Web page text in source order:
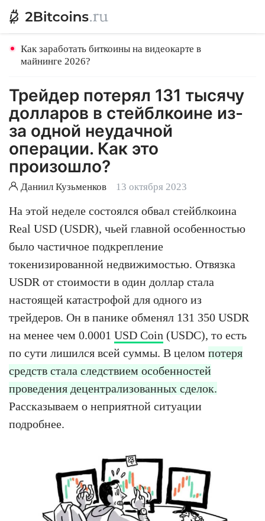
Как заработать биткоины на видеокарте в
майнинге 2026?
Трейдер потерял 131 тысячу
долларов в стейблкоине из-
за одной неудачной
операции. Как это
произошло?
Даниил Кузьменков 13 октября 2023
На этой неделе состоялся обвал стейблкоина
Real USD (USDR), чьей главной особенностью
было частичное подкрепление
токенизированной недвижимостью. Отвязка
USDR от стоимости в один доллар стала
настоящей катастрофой для одного из
трейдеров. Он в панике обменял 131 350 USDR
на менее чем 0.0001 USD Coin (USDC), то есть
по сути лишился всей суммы. В целом потеря
средств стала следствием особенностей
проведения децентрализованных сделок.
Рассказываем о неприятной ситуации
подробнее.